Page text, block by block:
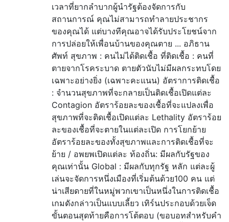
เวลาที่ยากลำบากผู้นำรัฐต้องจัดการกับ
สถานการณ์ คุณไม่สามารถทำลายประชากร
ของคุณได้ แต่บางทีคุณอาจได้รับประโยชน์จาก
การปล่อยให้เพื่อนบ้านของคุณตาย ... อภิธาน
ศัพท์ สุขภาพ : คนไม่ได้ติดเชื้อ ที่ติดเชื้อ : คนที่
ตายจากโรคระบาด ตายตัวนับไม่มีผลกระทบโดย
เฉพาะอย่างยิ่ง (เฉพาะคะแนน) อัตราการติดเชื้อ
: จำนวนสุขภาพที่จะกลายเป็นติดเชื้อเปิดแต่ละ
Contagion อัตราร้อยละของเชื้อที่จะแปลงเพื่อ
สุขภาพที่จะติดเชื้อเปิดแต่ละ Lethality อัตราร้อย
ละของเชื้อที่จะตายในแต่ละเปิด การโยกย้าย
อัตราร้อยละของทั้งสุขภาพและการติดเชื้อที่จะ
ย้าย / อพยพเปิดแต่ละ ท้องถิ่น: มีผลกับรัฐของ
คุณเท่านั้น Global : มีผลกับทุกรัฐ หลัก แต่ละผู้
เล่นจะจัดการหนึ่งเมืองที่เริ่มต้นด้วย100 คน แต่
น่าเสียดายที่ในหมู่พวกเขาเป็นหนึ่งในการติดเชื้อ
เกมดังกล่าวเป็นแบบเลี้ยว เทิร์นประกอบด้วยเจ็ด
ขั้นตอนสุดท้ายคือการโต้ตอบ (ขอบอทสำหรับคำ